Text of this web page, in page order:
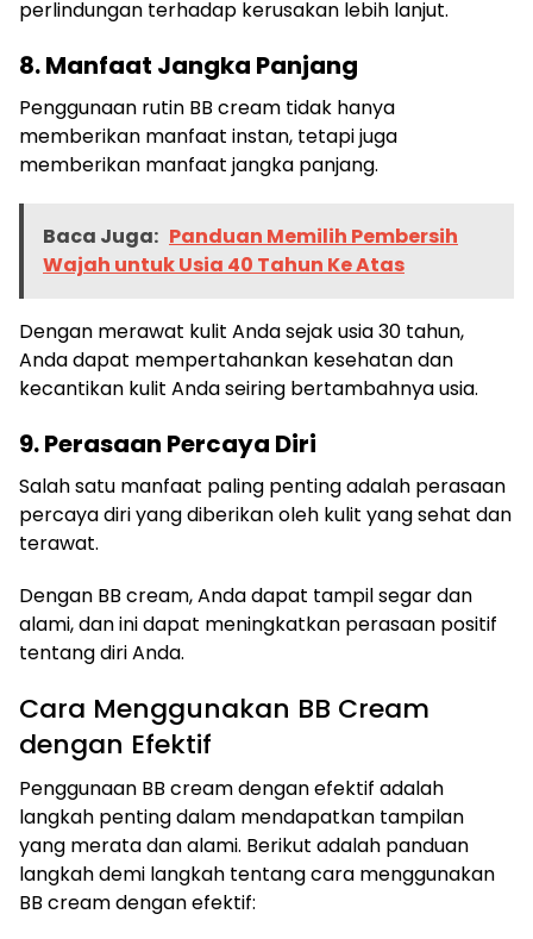
perlindungan terhadap kerusakan lebih lanjut.
8. Manfaat Jangka Panjang
Penggunaan rutin BB cream tidak hanya
memberikan manfaat instan, tetapi juga
memberikan manfaat jangka panjang.
Baca Juga: Panduan Memilih Pembersih
Wajah untuk Usia 40 Tahun Ke Atas
Dengan merawat kulit Anda sejak usia 30 tahun,
Anda dapat mempertahankan kesehatan dan
kecantikan kulit Anda seiring bertambahnya usia.
9. Perasaan Percaya Diri
Salah satu manfaat paling penting adalah perasaan
percaya diri yang diberikan oleh kulit yang sehat dan
terawat.
Dengan BB cream, Anda dapat tampil segar dan
alami, dan ini dapat meningkatkan perasaan positif
tentang diri Anda.
Cara Menggunakan BB Cream
dengan Efektif
Penggunaan BB cream dengan efektif adalah
langkah penting dalam mendapatkan tampilan
yang merata dan alami. Berikut adalah panduan
langkah demi langkah tentang cara menggunakan
BB cream dengan efektif: